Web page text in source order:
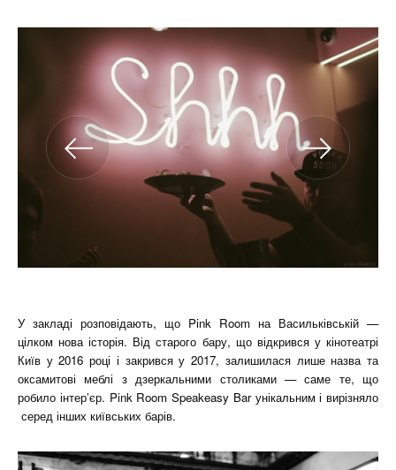
У закладі розповідають, що Pink Room на Васильківській —
цілком нова історія. Від старого бару, що відкрився у кінотеатрі
Київ у 2016 році і закрився у 2017, залишилася лише назва та
оксамитові меблі з дзеркальними столиками — саме те, що
робило інтер’єр. Pink Room Speakeasy Bar унікальним і вирізняло
серед інших київських барів.